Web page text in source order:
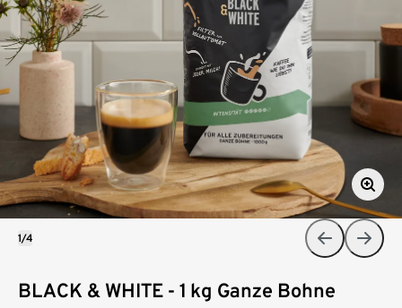
BLACK & WHITE - 1 kg Ganze Bohne
1/4